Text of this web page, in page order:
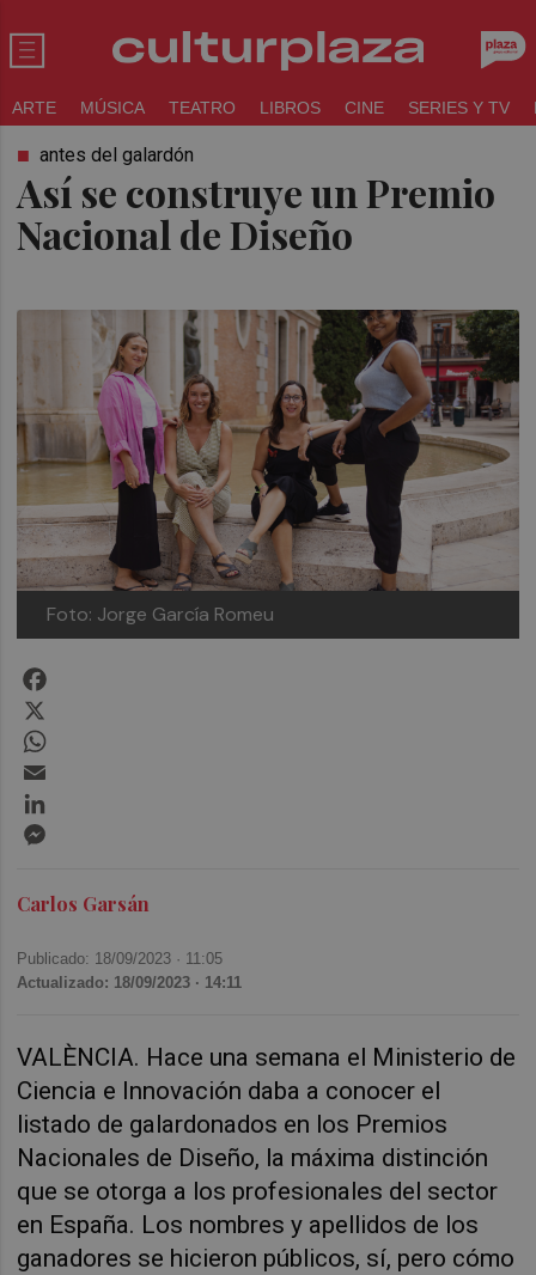
ARTE MÚSICA TEATRO LIBROS CINE SERIES Y TV
Así se construye un Premio
Nacional de Diseño
antes del galardón
Foto: Jorge García Romeu
Carlos Garsán
Publicado: 18/09/2023 · 11:05
Actualizado: 18/09/2023 · 14:11
VALÈNCIA. Hace una semana el Ministerio de
Ciencia e Innovación daba a conocer el
listado de galardonados en los Premios
Nacionales de Diseño, la máxima distinción
que se otorga a los profesionales del sector
en España. Los nombres y apellidos de los
ganadores se hicieron públicos, sí, pero cómo